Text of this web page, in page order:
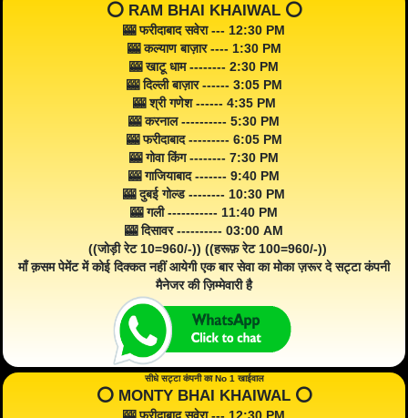
⭕️ RAM BHAI KHAIWAL ⭕️
🎰 फरीदाबाद सवेरा --- 12:30 PM
🎰 कल्याण बाज़ार ---- 1:30 PM
🎰 खाटू धाम -------- 2:30 PM
🎰 दिल्ली बाज़ार ------ 3:05 PM
🎰 श्री गणेश ------ 4:35 PM
🎰 करनाल ---------- 5:30 PM
🎰 फरीदाबाद --------- 6:05 PM
🎰 गोवा किंग -------- 7:30 PM
🎰 गाजियाबाद ------- 9:40 PM
🎰 दुबई गोल्ड -------- 10:30 PM
🎰 गली ----------- 11:40 PM
🎰 दिसावर ---------- 03:00 AM
((जोड़ी रेट 10=960/-)) ((हरूफ़ रेट 100=960/-))
माँ क़सम पेमेंट में कोई दिक्कत नहीं आयेगी एक बार सेवा का मोका ज़रूर दे सट्टा कंपनी
मैनेजर की ज़िम्मेवारी है
सीधे सट्टा कंपनी का No 1 खाईवाल
⭕️ MONTY BHAI KHAIWAL ⭕️